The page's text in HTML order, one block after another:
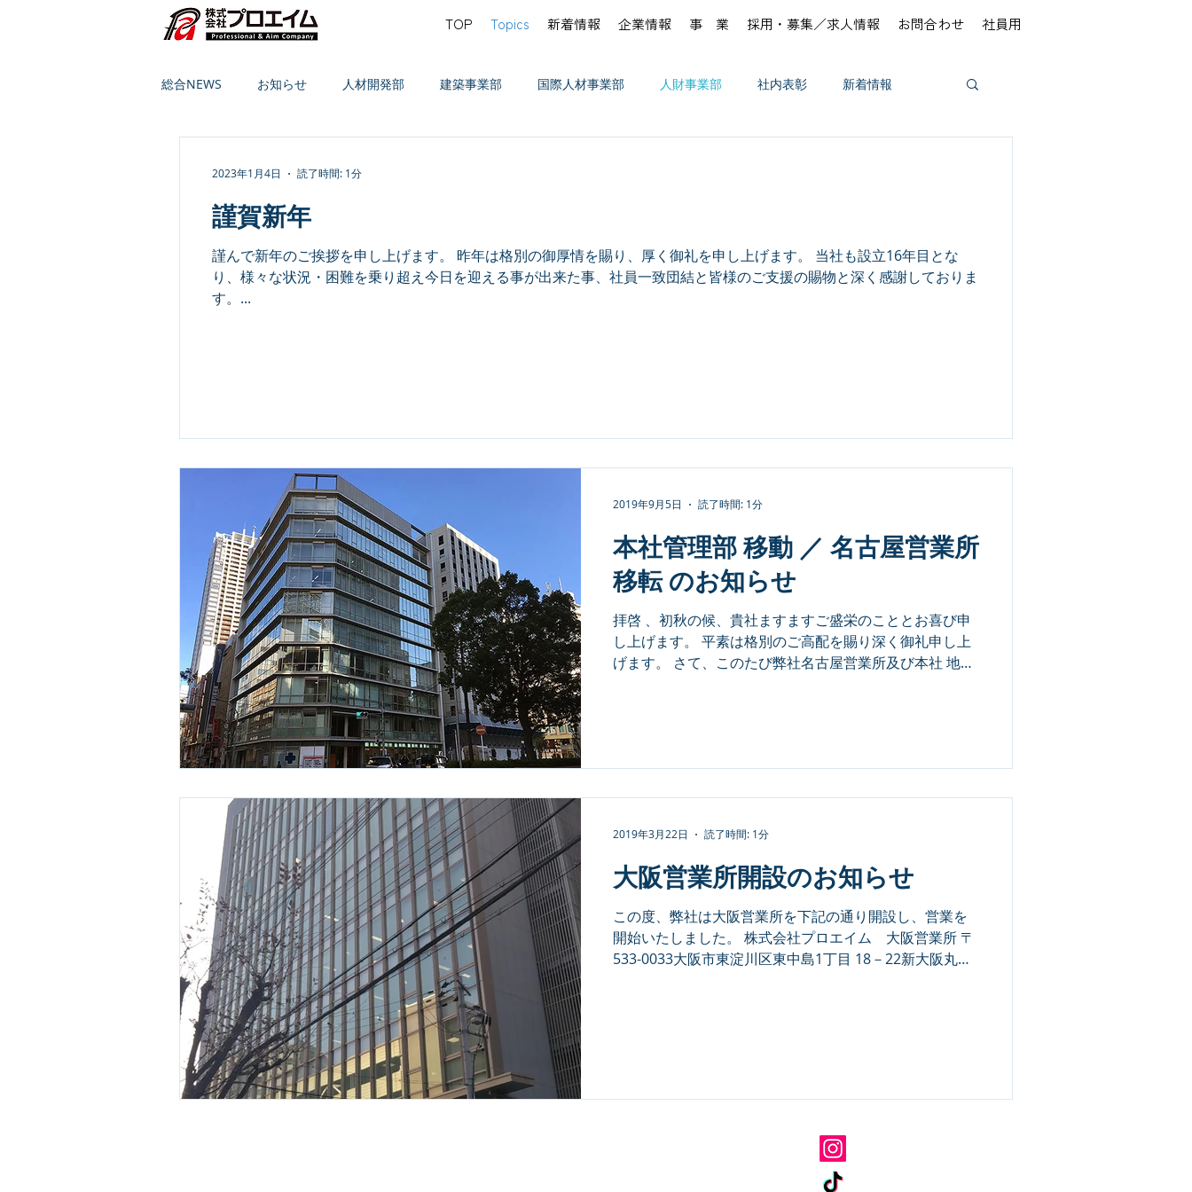
TOP Topics 新着情報 企業情報 事 業 採用・募集／求人情報 お問合わせ 社員用
総合NEWS お知らせ 人材開発部 建築事業部 国際人材事業部 人財事業部 社内表彰 新着情報
謹賀新年
謹んで新年のご挨拶を申し上げます。 昨年は格別の御厚情を賜り、厚く御礼を申し上げます。 当社も設立16年目とな
り、様々な状況・困難を乗り超え今日を迎える事が出来た事、社員一致団結と皆様のご支援の賜物と深く感謝しておりま
す。...
2023年1月4日 読了時間: 1分
本社管理部 移動 ／ 名古屋営業所
移転 のお知らせ
拝啓 、初秋の候、貴社ますますご盛栄のこととお喜び申
し上げます。 平素は格別のご高配を賜り深く御礼申し上
げます。 さて、このたび弊社名古屋営業所及び本社 地域
2019年9月5日 読了時間: 1分
大阪営業所開設のお知らせ
この度、弊社は大阪営業所を下記の通り開設し、営業を
開始いたしました。 株式会社プロエイム 大阪営業所 〒
533-0033大阪市東淀川区東中島1丁目 18－22新大阪丸ビ
2019年3月22日 読了時間: 1分